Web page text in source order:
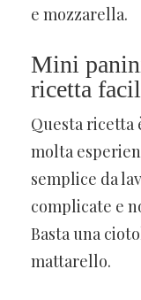
e mozzarella.
Mini
ricetta
Questa ricetta
molta
semplice da
complicate e
Basta una
mattarello.